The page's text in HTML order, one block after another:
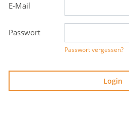
E-Mail
Passwort
Passwort vergessen?
Login